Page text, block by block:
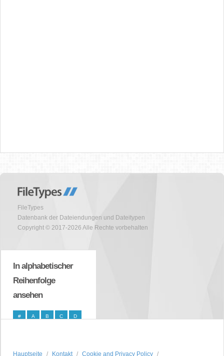
FileTypes
Datenbank der Dateiendungen und Dateitypen
Copyright © 2017-2026 Alle Rechte vorbehalten
In alphabetischer
Reihenfolge
ansehen
# A B C D
Hauptseite Kontakt Cookie and Privacy Policy